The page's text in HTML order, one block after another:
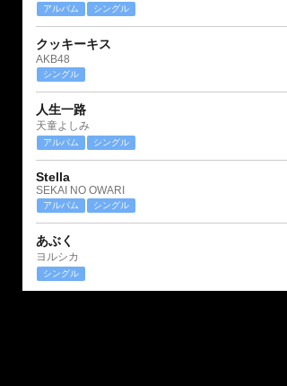
アルバム シングル
クッキーキス
AKB48
シングル
人生一路
天童よしみ
アルバム シングル
Stella
SEKAI NO OWARI
アルバム シングル
あぶく
ヨルシカ
シングル